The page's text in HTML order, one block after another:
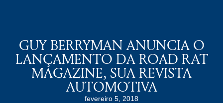
GUY BERRYMAN ANUNCIA O
LANÇAMENTO DA ROAD RAT
MAGAZINE, SUA REVISTA
AUTOMOTIVA
fevereiro 5, 2018